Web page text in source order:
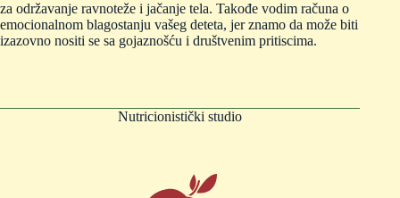
za održavanje ravnoteže i jačanje tela. Takođe vodim računa o
emocionalnom blagostanju vašeg deteta, jer znamo da može biti
izazovno nositi se sa gojaznošću i društvenim pritiscima.
Nutricionistički studio